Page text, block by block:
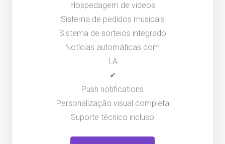
Hospedagem de vídeos
Sistema de pedidos musicais
Sistema de sorteios integrado
Notícias automáticas com
I.A
✔
Push notifications
Personalização visual completa
Suporte técnico incluso